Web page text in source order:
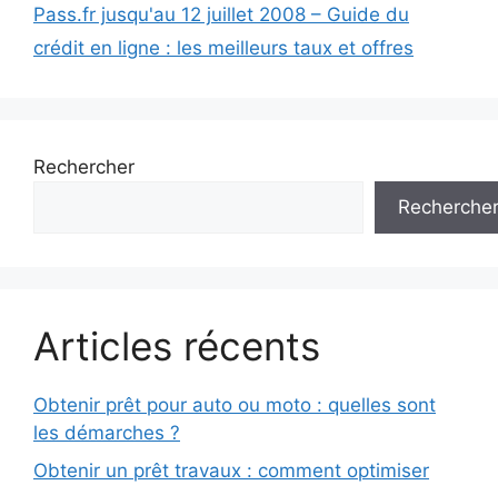
Pass.fr jusqu'au 12 juillet 2008 – Guide du
crédit en ligne : les meilleurs taux et offres
Rechercher
Rechercher
Articles récents
Obtenir prêt pour auto ou moto : quelles sont
les démarches ?
Obtenir un prêt travaux : comment optimiser